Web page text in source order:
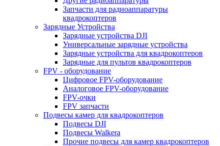
Запчасти для радиоаппаратуры
квадрокоптеров
Зарядные Устройства
Зарядные устройства DJI
Универсальные зарядные устройства
Зарядные устройства для квадрокоптеров
Зарядные для пультов квадрокоптеров
FPV - оборудование
Цифровое FPV-оборудование
Аналоговое FPV-оборудование
FPV-очки
FPV запчасти
Подвесы камер для квадрокоптеров
Подвесы DJI
Подвесы Walkera
Прочие подвесы для камер квадрокоптеров